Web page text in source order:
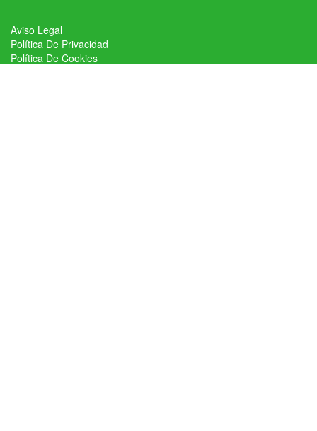
Aviso Legal
Política De Privacidad
Política De Cookies